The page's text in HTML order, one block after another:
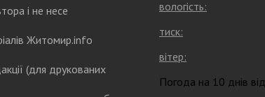
і не несе
Житомир.info
(для друкованих
вологість:
тиск:
вітер:
Погода на 10 днів від